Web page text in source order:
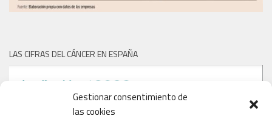
Gestionar consentimiento de
las cookies
LAS CIFRAS DEL CÁNCER EN ESPAÑA